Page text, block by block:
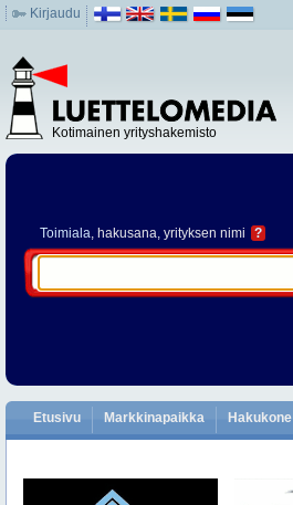
Kirjaudu
Kotimainen yrityshakemisto
Toimiala, hakusana, yrityksen nimi ?
Etusivu Markkinapaikka Hakukone